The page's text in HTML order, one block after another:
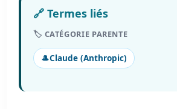
🔗 Termes liés
🏷️ CATÉGORIE PARENTE
🎩Claude (Anthropic)